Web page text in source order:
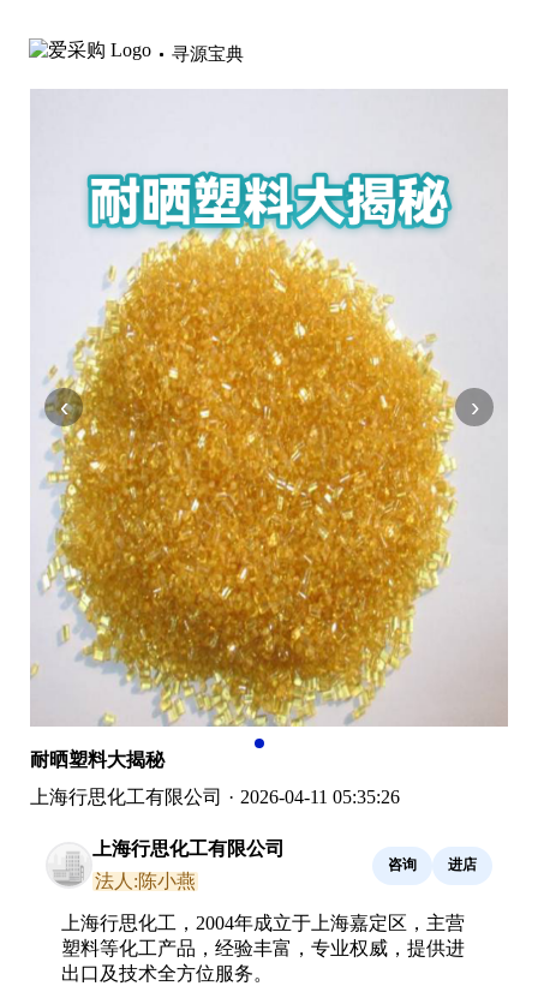
寻源宝典
‹ ›
耐晒塑料大揭秘
上海行思化工有限公司 · 2026-04-11 05:35:26
上海行思化工有限公司
法人:陈小燕
咨询 进店
上海行思化工，2004年成立于上海嘉定区，主营
塑料等化工产品，经验丰富，专业权威，提供进
出口及技术全方位服务。